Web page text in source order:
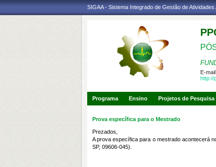
SIGAA - Sistema Integrado de Gestão de Atividades
E-mail:
http://
Programa Ensino Projetos de Pesquisa
Prova específica para o Mestrado
Prezados,
A prova específica para o mestrado acontecerá
SP, 09606-045).